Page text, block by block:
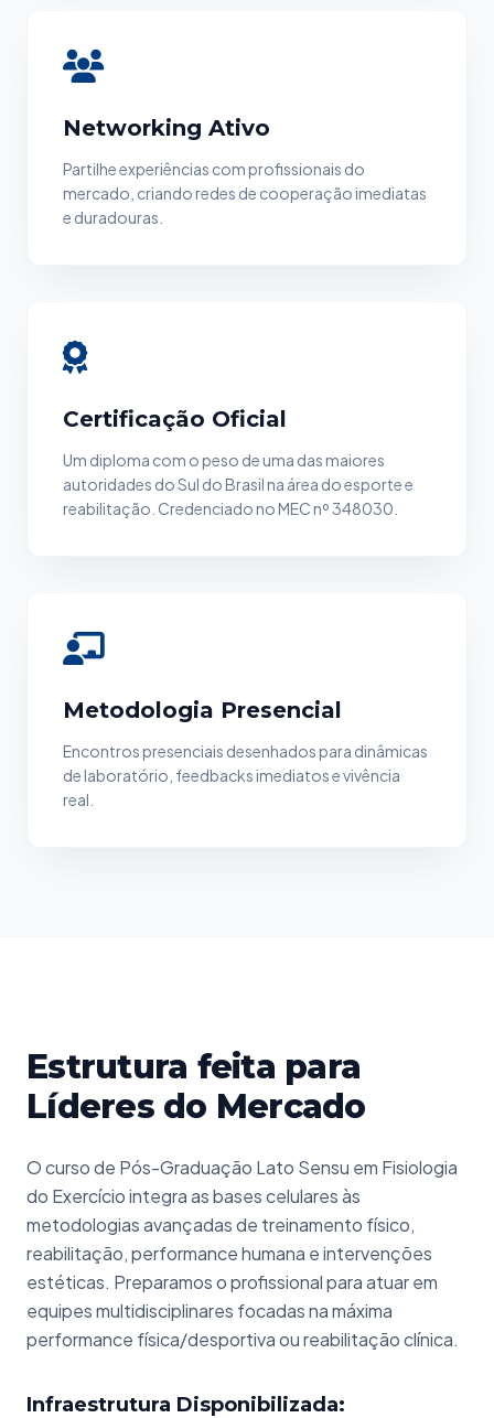
Networking Ativo
Partilhe experiências com profissionais do
mercado, criando redes de cooperação imediatas
e duradouras.
Certificação Oficial
Um diploma com o peso de uma das maiores
autoridades do Sul do Brasil na área do esporte e
reabilitação. Credenciado no MEC nº 348030.
Metodologia Presencial
Encontros presenciais desenhados para dinâmicas
de laboratório, feedbacks imediatos e vivência
real.
Estrutura feita para
Líderes do Mercado
O curso de Pós-Graduação Lato Sensu em Fisiologia
do Exercício integra as bases celulares às
metodologias avançadas de treinamento físico,
reabilitação, performance humana e intervenções
estéticas. Preparamos o profissional para atuar em
equipes multidisciplinares focadas na máxima
performance física/desportiva ou reabilitação clínica.
Infraestrutura Disponibilizada: